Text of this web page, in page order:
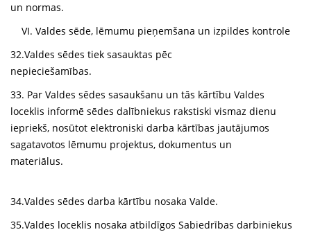
un normas.
VI. Valdes sēde, lēmumu pieņemšana un izpildes kontrole
32.Valdes sēdes tiek sasauktas pēc
nepieciešamības.
33. Par Valdes sēdes sasaukšanu un tās kārtību Valdes
loceklis informē sēdes dalībniekus rakstiski vismaz dienu
iepriekš, nosūtot elektroniski darba kārtības jautājumos
sagatavotos lēmumu projektus, dokumentus un
materiālus.
34.Valdes sēdes darba kārtību nosaka Valde.
35.Valdes loceklis nosaka atbildīgos Sabiedrības darbiniekus